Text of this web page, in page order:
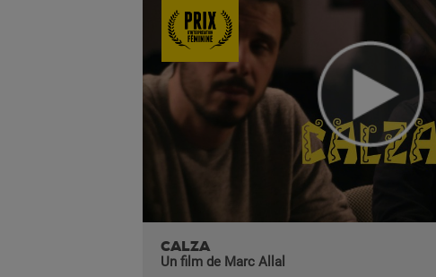
CALZA
Un film de Marc Allal